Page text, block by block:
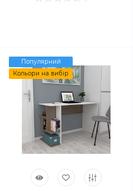
Популярний
Кольори на вибір